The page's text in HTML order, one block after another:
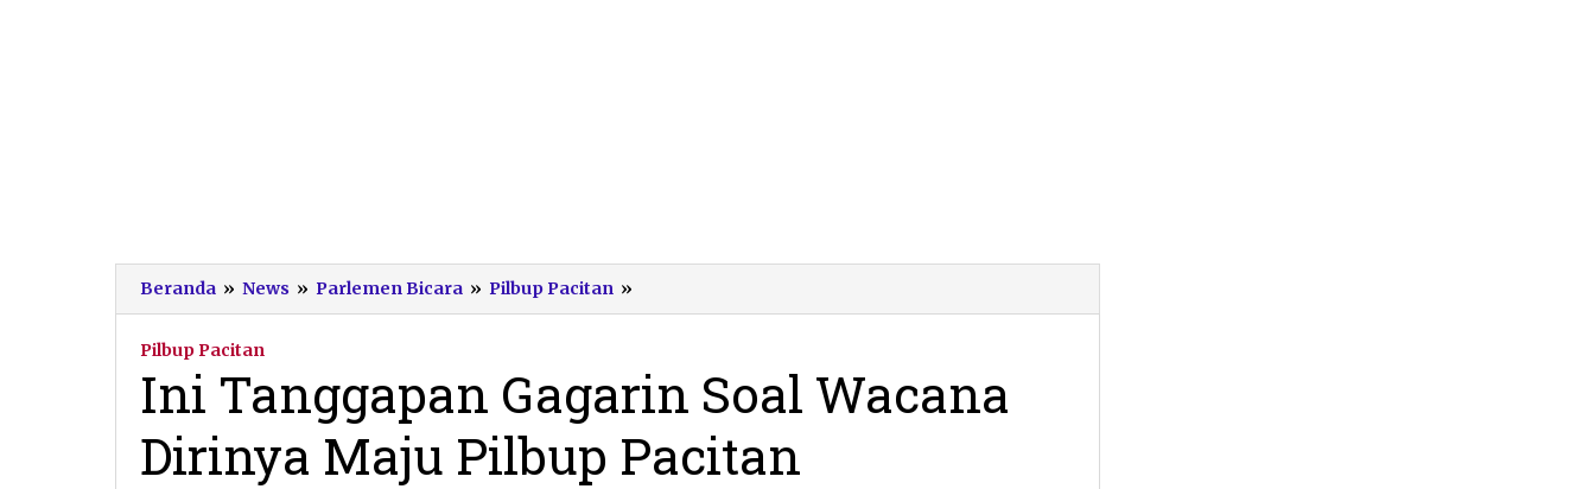
Beranda » News » Parlemen Bicara » Pilbup Pacitan »
Tanggapan
Wacana
Dirinya
Maju
Pilbup
Pilbup Pacitan
Ini Tanggapan Gagarin Soal Wacana
Dirinya Maju Pilbup Pacitan